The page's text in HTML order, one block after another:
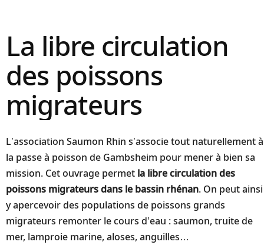
La libre circulation
des poissons
migrateurs
L’association Saumon Rhin s’associe tout naturellement à
la passe à poisson de Gambsheim pour mener à bien sa
mission. Cet ouvrage permet la libre circulation des
poissons migrateurs dans le bassin rhénan. On peut ainsi
y apercevoir des populations de poissons grands
migrateurs remonter le cours d’eau : saumon, truite de
mer, lamproie marine, aloses, anguilles…